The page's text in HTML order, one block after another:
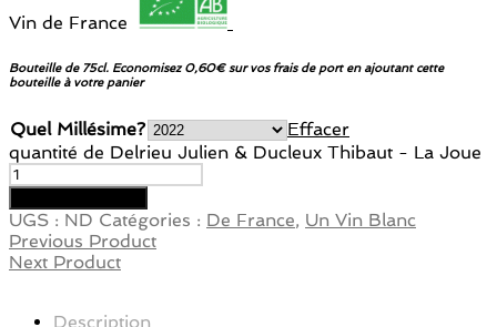
Vin de France
Bouteille de 75cl. Economisez 0,60€ sur vos frais de port en ajoutant cette
bouteille à votre panier
Quel Millésime?
Effacer
quantité de Delrieu Julien & Ducleux Thibaut - La Joue
UGS : ND Catégories : De France, Un Vin Blanc
Previous Product
Next Product
Description